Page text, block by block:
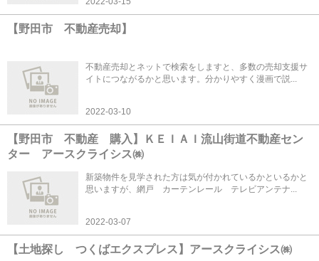
【野田市 不動産売却】
不動産売却とネットで検索をしますと、多数の売却支援サ
イトにつながるかと思います。分かりやすく漫画で説...
2022-03-10
【野田市 不動産 購入】ＫＥＩＡＩ流山街道不動産セン
ター アースクライシス㈱
新築物件を見学された方は気が付かれているかといるかと
思いますが、網戸 カーテンレール テレビアンテナ...
2022-03-07
【土地探し つくばエクスプレス】アースクライシス㈱